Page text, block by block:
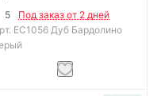
5
Под заказ от 2 дней
EC1056 Дуб Бардолино